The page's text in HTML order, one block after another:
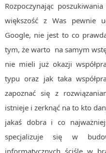
Rozpoczynając
większość z Was pewnie
Google, nie jest to co
tym, że warto na samym
nie mieli już okazji
typu oraz jak taka
zapoznać się z
istnieje i zerknąć na to kto
jakaś dobra i co
specjalizuje się w
informatycznych ściśle w